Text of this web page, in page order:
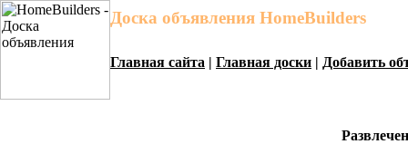
Доска объявления HomeBuilders
Главная сайта | Главная доски | Добавить